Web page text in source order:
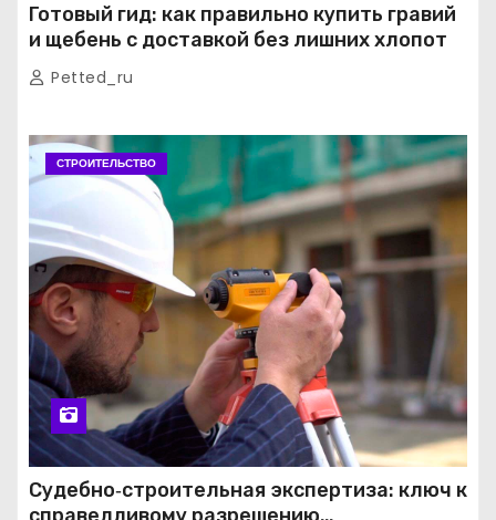
Готовый гид: как правильно купить гравий
и щебень с доставкой без лишних хлопот
Petted_ru
СТРОИТЕЛЬСТВО
Судебно‑строительная экспертиза: ключ к